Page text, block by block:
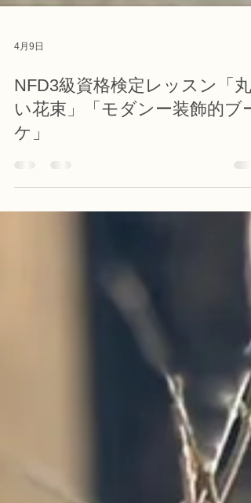
4月9日
NFD3級資格検定レッスン「丸
い花束」「モダンー装飾的ブー